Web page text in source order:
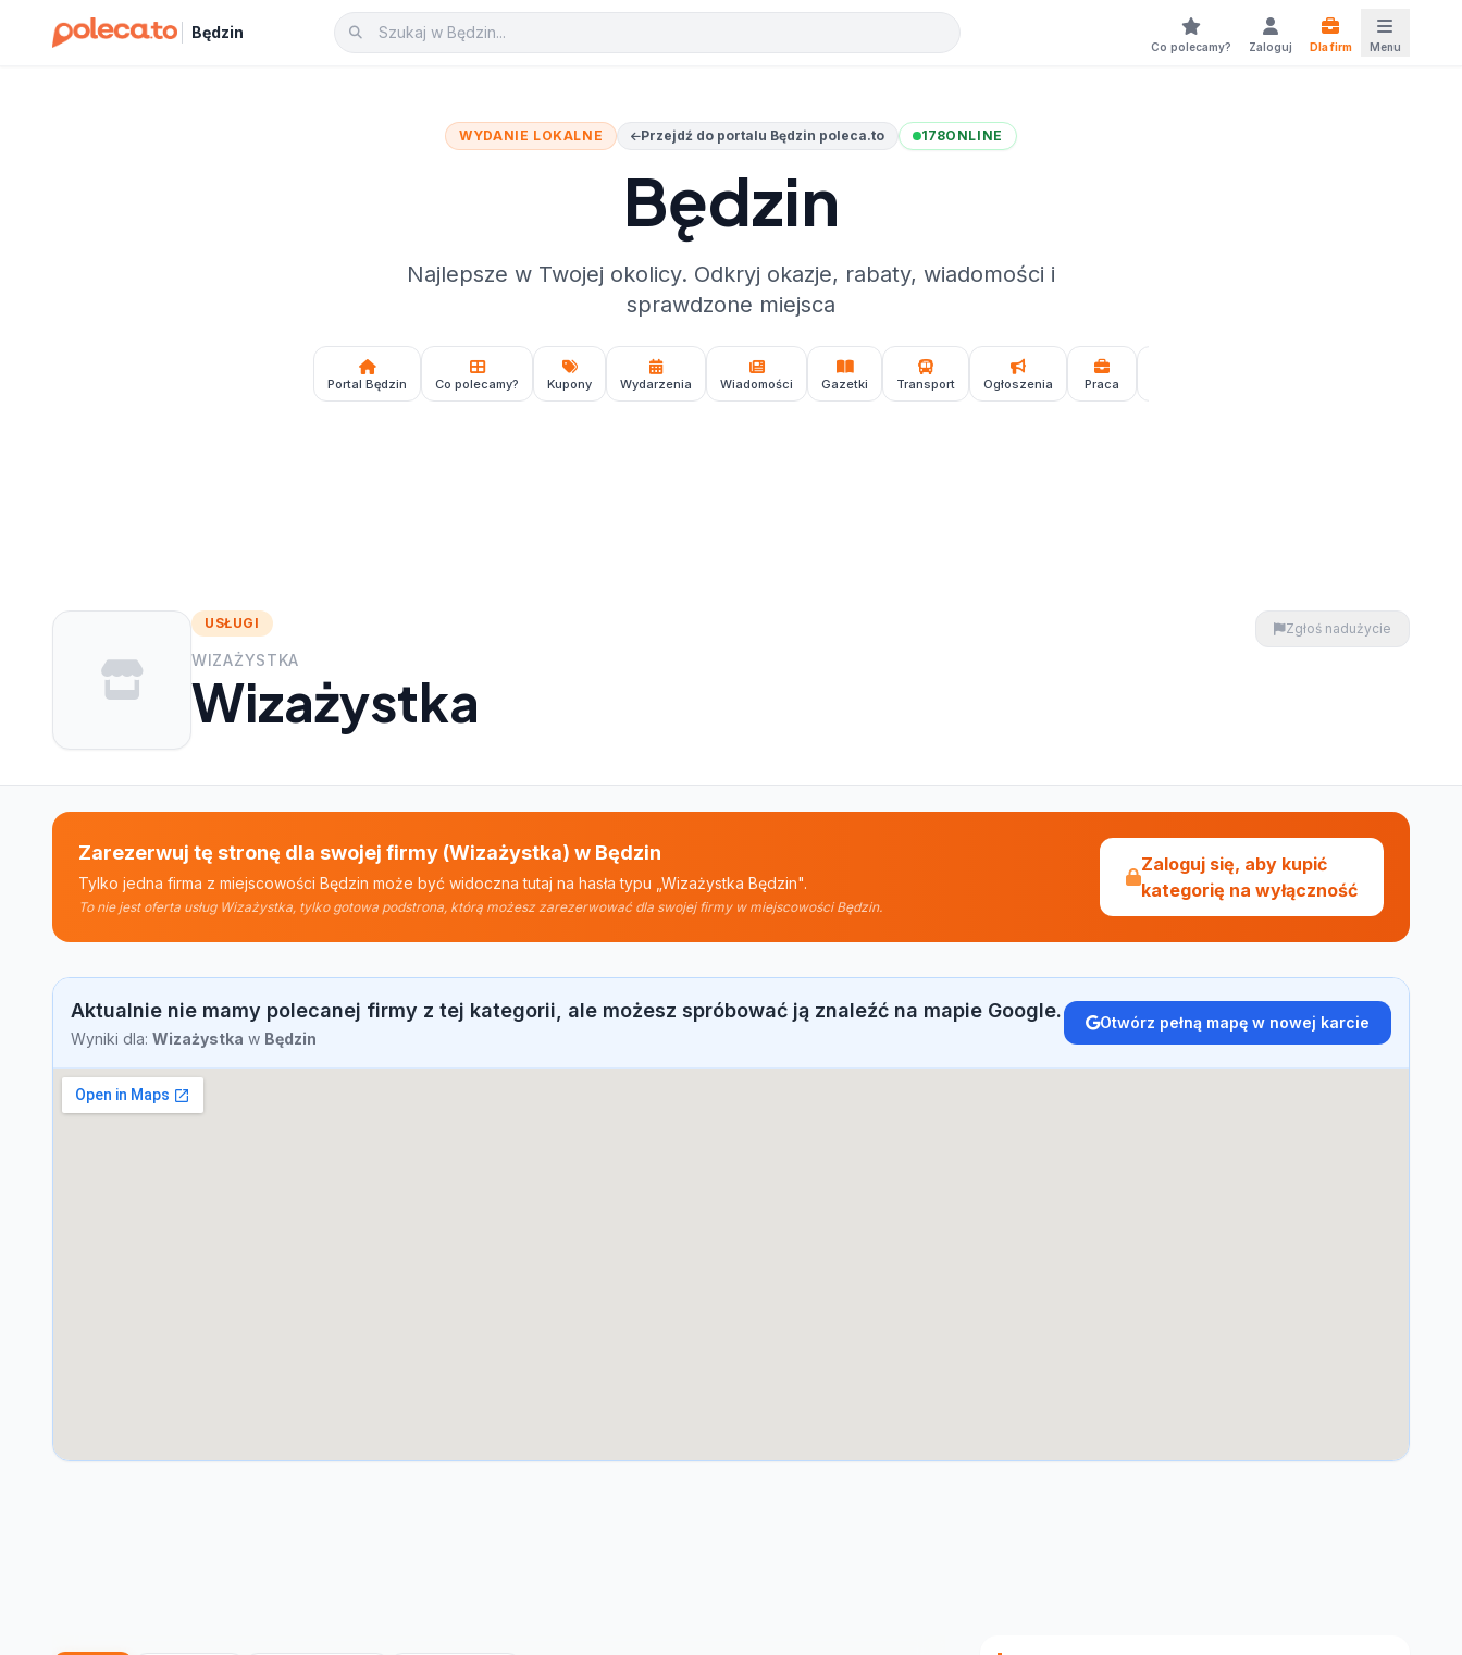
Będzin
Co polecamy? Zaloguj Dla firm Menu
WYDANIE LOKALNE Przejdź do portalu Będzin poleca.to 178ONLINE
Będzin
Najlepsze w Twojej okolicy. Odkryj okazje, rabaty, wiadomości i
sprawdzone miejsca
Portal Będzin Co polecamy? Kupony Wydarzenia Wiadomości Gazetki Transport Ogłoszenia Praca
USŁUGI
WIZAŻYSTKA
Wizażystka
Zgłoś nadużycie
Zarezerwuj tę stronę dla swojej firmy (Wizażystka) w Będzin
Tylko jedna firma z miejscowości Będzin może być widoczna tutaj na hasła typu „Wizażystka Będzin".
To nie jest oferta usług Wizażystka, tylko gotowa podstrona, którą możesz zarezerwować dla swojej firmy w miejscowości Będzin.
Zaloguj się, aby kupić
kategorię na wyłączność
Aktualnie nie mamy polecanej firmy z tej kategorii, ale możesz spróbować ją znaleźć na mapie Google.
Wyniki dla: Wizażystka w Będzin
Otwórz pełną mapę w nowej karcie